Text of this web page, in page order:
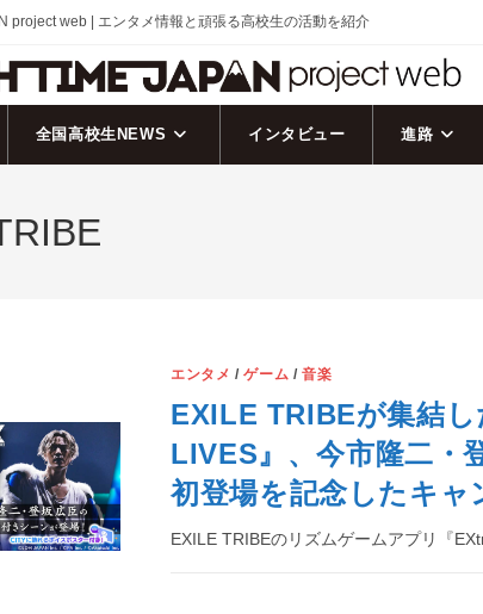
project web | エンタメ情報と頑張る高校生の活動を紹介
全国高校生NEWS インタビュー 進路
エンタメ /ゲーム /音楽
EXILE TRIBEが集結
LIVES』、今市隆二・
初登場を記念したキャ
EXILE TRIBEのリズムゲームアプリ『